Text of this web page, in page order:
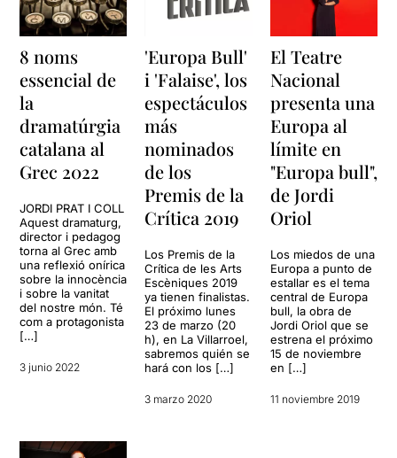
original, només cal clicar en
aquest
8 noms
essencial de
la
dramatúrgia
catalana al
Grec 2022
JORDI PRAT I COLL
Aquest dramaturg,
director i pedagog
torna al Grec amb
una reflexió onírica
sobre la innocència
i sobre la vanitat
del nostre món. Té
com a protagonista
[…]
3 junio 2022
'Europa Bull'
i 'Falaise', los
espectáculos
más
nominados
de los
Premis de la
Crítica 2019
Los Premis de la
Crítica de les Arts
Escèniques 2019
ya tienen finalistas.
El próximo lunes
23 de marzo (20
h), en La Villarroel,
sabremos quién se
hará con los […]
3 marzo 2020
El Teatre
Nacional
presenta una
Europa al
límite en
"Europa bull",
de Jordi
Oriol
Los miedos de una
Europa a punto de
estallar es el tema
central de Europa
bull, la obra de
Jordi Oriol que se
estrena el próximo
15 de noviembre
en […]
11 noviembre 2019